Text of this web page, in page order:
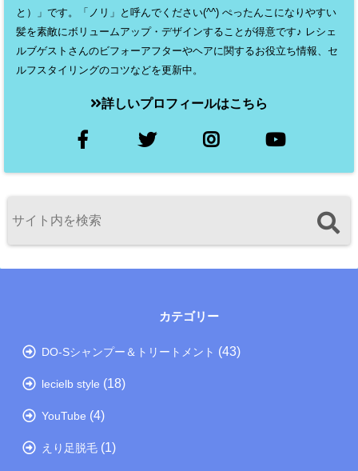
と）」です。「ノリ」と呼んでください(^^) ぺったんこになりやすい
髪を素敵にボリュームアップ・デザインすることが得意です♪ レシェ
ルブゲストさんのビフォーアフターやヘアに関するお役立ち情報、セ
ルフスタイリングのコツなどを更新中。
詳しいプロフィールはこちら
カテゴリー
DO-Sシャンプー＆トリートメント (43)
lecielb style (18)
YouTube (4)
えり足脱毛 (1)